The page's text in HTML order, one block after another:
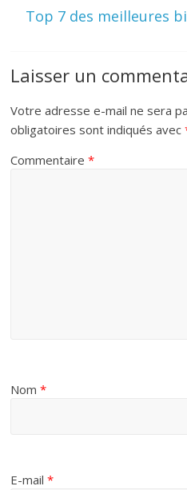
Top 7 des meilleures
Laisser un
Votre adresse e-mail ne sera
obligatoires sont indiqués avec
Commentaire*
Nom*
E-mail*